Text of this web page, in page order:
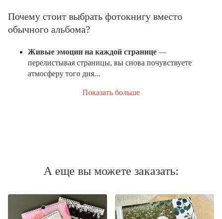
Почему стоит выбрать фотокнигу вместо
обычного альбома?
Живые эмоции на каждой странице —
перелистывая страницы, вы снова почувствуете
атмосферу того дня...
Показать больше
А еще вы можете заказать: